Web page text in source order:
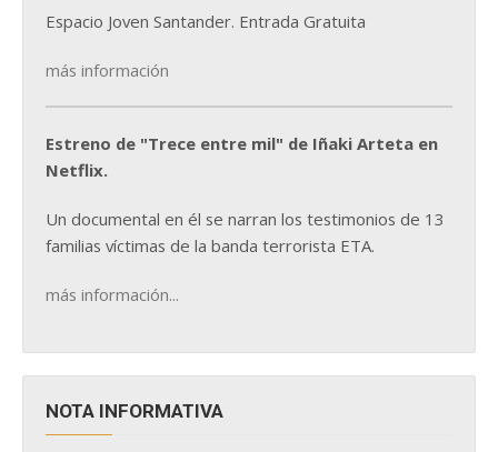
Espacio Joven Santander. Entrada Gratuita
más información
Estreno de "Trece entre mil" de Iñaki Arteta en
Netflix.
Un documental en él se narran los testimonios de 13
familias víctimas de la banda terrorista ETA.
más información...
NOTA INFORMATIVA